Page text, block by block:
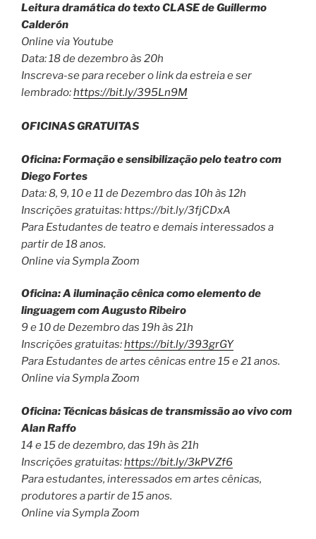
Leitura dramática do texto CLASE de Guillermo
Calderón
Online via Youtube
Data: 18 de dezembro às 20h
Inscreva-se para receber o link da estreia e ser
lembrado:https://bit.ly/395Ln9M
OFICINAS GRATUITAS
Oficina: Formação e sensibilização pelo teatro com
Diego Fortes
Data: 8, 9, 10 e 11 de Dezembro das 10h às 12h
Inscrições gratuitas: https://bit.ly/3fjCDxA
Para Estudantes de teatro e demais interessados a
partir de 18 anos.
Online via Sympla Zoom
Oficina: A iluminação cênica como elemento de
linguagem com Augusto Ribeiro
9 e 10 de Dezembro das 19h às 21h
Inscrições gratuitas:https://bit.ly/393grGY
Para Estudantes de artes cênicas entre 15 e 21 anos.
Online via Sympla Zoom
Oficina: Técnicas básicas de transmissão ao vivo com
Alan Raffo
14 e 15 de dezembro, das 19h às 21h
Inscrições gratuitas:https://bit.ly/3kPVZf6
Para estudantes, interessados em artes cênicas,
produtores a partir de 15 anos.
Online via Sympla Zoom